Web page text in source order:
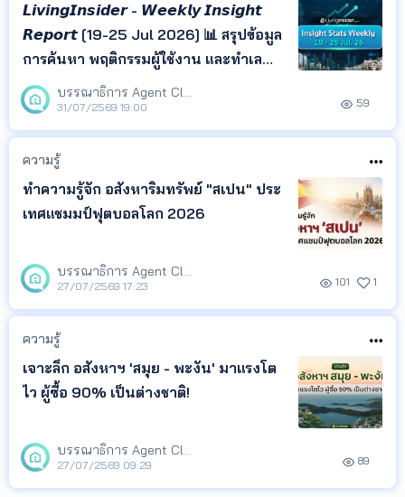
𝙇𝙞𝙫𝙞𝙣𝙜𝙄𝙣𝙨𝙞𝙙𝙚𝙧 - 𝙒𝙚𝙚𝙠𝙡𝙮 𝙄𝙣𝙨𝙞𝙜𝙝𝙩
𝙍𝙚𝙥𝙤𝙧𝙩 [19-25 Jul 2026] 📊 สรุปข้อมูล
การค้นหา พฤติกรรมผู้ใช้งาน และทำเล
ยอดนิยม จาก LivingInsider พร้อม
Insight ที่สะท้อนความสนใจของผู้ค้นหา
เพื่อช่วยให้เจ้าของอสังหาฯ เอเจนต์ และ
นักลงทุน ติดตามทิศทางตลาด และนำ
ข้อมูลไปวางแผนกา
บรรณาธิการ Agent Club
31/07/2569 19:00 59
ความรู้
ทำความรู้จัก อสังหาริมทรัพย์ "สเปน" ประ
เทศแชมมป์ฟุตบอลโลก 2026
บรรณาธิการ Agent Club
27/07/2569 17:23 101 1
ความรู้
เจาะลึก อสังหาฯ 'สมุย - พะงัน' มาแรงโต
ไว ผู้ซื้อ 90% เป็นต่างชาติ!
บรรณาธิการ Agent Club
27/07/2569 09:29 89